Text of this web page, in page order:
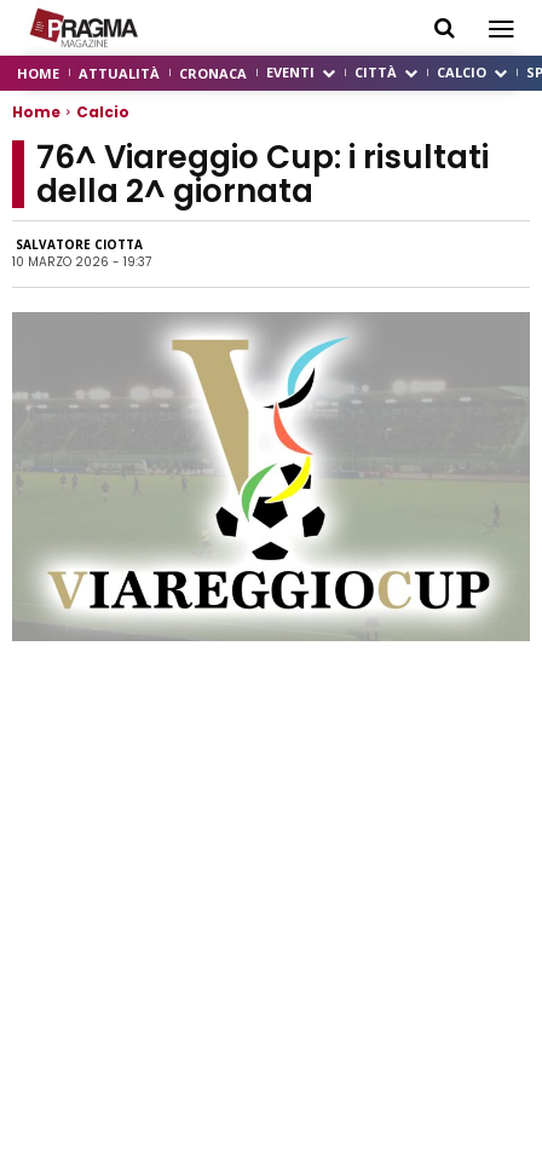
HOME ATTUALITÀ CRONACA EVENTI CITTÀ CALCIO
Home Calcio
76^ Viareggio Cup: i risultati
della 2^ giornata
SALVATORE CIOTTA
10 MARZO 2026 - 19:37